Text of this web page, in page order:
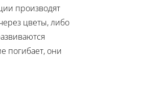
производят
цветы, либо
погибает, они